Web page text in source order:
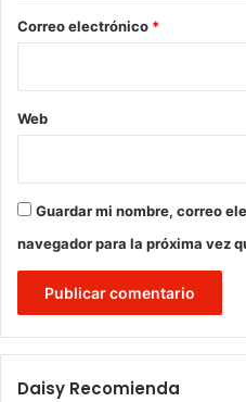
*
Correo electrónico *
Web
Guardar mi nombre, correo
navegador para la próxima vez
Daisy Recomienda